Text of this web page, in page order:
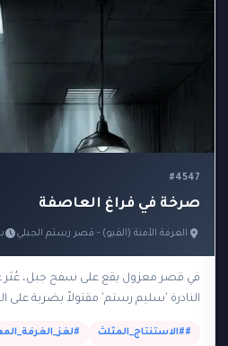
#4547
صرخة في فراغ العاصفة
الغرفة الآمنة (القبو) - قصر رستم الجبلي
في قصر معزول يقع على سفح جبل، عُثر
النادرة 'سليم رستم' مقتولاً بضربة على
##الاستنتاج_المثلث